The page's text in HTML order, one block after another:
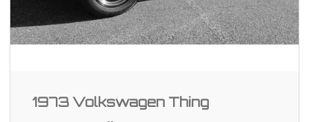
1973 Volkswagen Thing